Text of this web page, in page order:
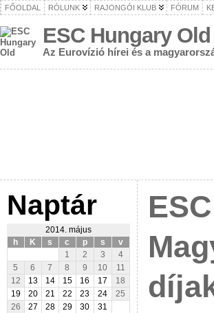
FŐOLDAL RÓLUNK RAJONGÓI KLUB FÓRUM
ESC Hungary Old
Az Eurovízió hírei és a
Naptár
2014. május
h
K s c p s
v
1
2 3
4
5
6 7 8 9 10
11
12
13 14 15 16 17
18
19
20 21 22 23 24
25
26
27 28 29 30 31